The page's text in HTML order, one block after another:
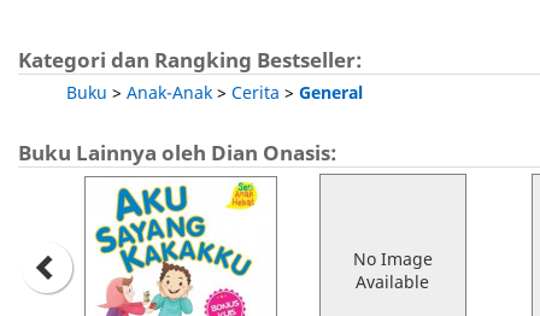
Kategori dan Rangking Bestseller:
Buku > Anak-Anak > Cerita > General
Buku Lainnya oleh Dian Onasis:
No Image
Available